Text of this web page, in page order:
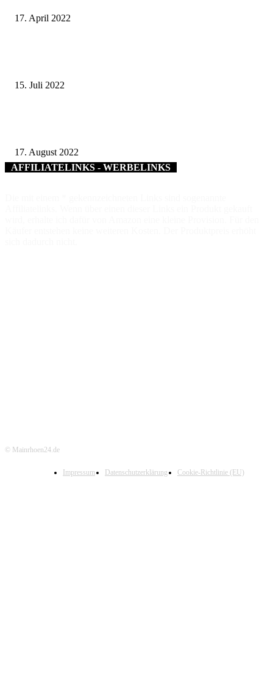
17. April 2022
15. Juli 2022
17. August 2022
AFFILIATELINKS - WERBELINKS
© Mainrhoen24.de
Impressum Datenschutzerklärung Cookie-Richtlinie (EU)